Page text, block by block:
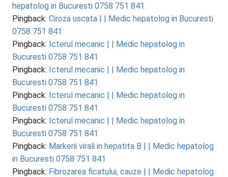
hepatolog in Bucuresti 0758 751 841
Pingback: Ciroza uscata | | Medic hepatolog in Bucuresti
0758 751 841
Pingback: Icterul mecanic | | Medic hepatolog in
Bucuresti 0758 751 841
Pingback: Icterul mecanic | | Medic hepatolog in
Bucuresti 0758 751 841
Pingback: Icterul mecanic | | Medic hepatolog in
Bucuresti 0758 751 841
Pingback: Icterul mecanic | | Medic hepatolog in
Bucuresti 0758 751 841
Pingback: Markerii virali in hepatita B | | Medic hepatolog
in Bucuresti 0758 751 841
Pingback: Fibrozarea ficatului, cauze | | Medic hepatolog